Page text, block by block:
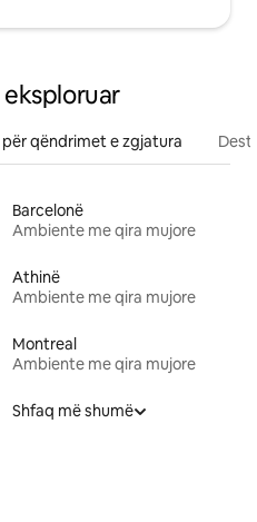
qëndrimet e zgjatura
Barcelonë
Ambiente me qira mujore
Athinë
Ambiente me qira mujore
Montreal
Ambiente me qira mujore
Shfaq më shumë